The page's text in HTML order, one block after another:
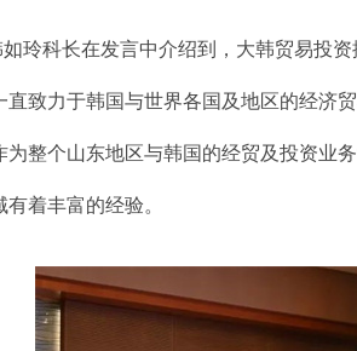
如玲科长在发言中介绍到，大韩贸易投
直致力于韩国与世界各国及地区的经济
为整个山东地区与韩国的经贸及投资业
有着丰富的经验。